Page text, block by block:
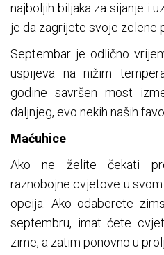
najboljih biljaka za sijanje i
je da zagrijete svoje zelene
Septembar je odlično
uspijeva na nižim
godine savršen most
daljnjeg, evo nekih naših
Maćuhice
Ako ne želite čekati
raznobojne cvjetove u
opcija. Ako odaberete
septembru, imat ćete
zime, a zatim ponovno u